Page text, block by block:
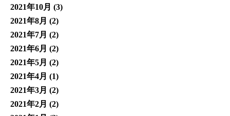
2021年10月 (3)
2021年8月 (2)
2021年7月 (2)
2021年6月 (2)
2021年5月 (2)
2021年4月 (1)
2021年3月 (2)
2021年2月 (2)